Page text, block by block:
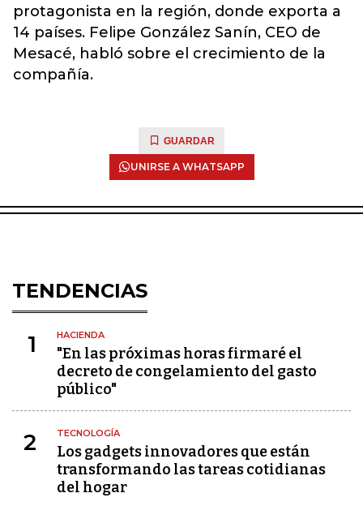
protagonista en la región, donde exporta a
14 países. Felipe González Sanín, CEO de
Mesacé, habló sobre el crecimiento de la
compañía.
GUARDAR
UNIRSE A WHATSAPP
TENDENCIAS
1 HACIENDA
"En las próximas horas firmaré el
decreto de congelamiento del gasto
público"
2 TECNOLOGÍA
Los gadgets innovadores que están
transformando las tareas cotidianas
del hogar